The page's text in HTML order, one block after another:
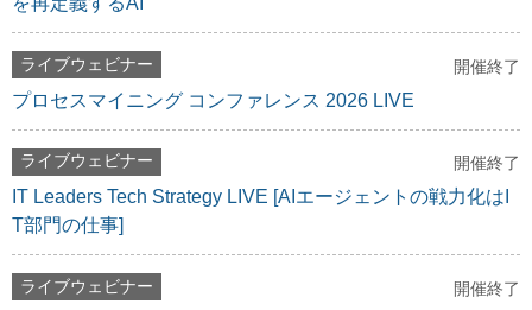
ライブウェビナー 開催終了
プロセスマイニング コンファレンス 2026 LIVE
ライブウェビナー 開催終了
IT Leaders Tech Strategy LIVE [AIエージェントの戦力化はI
T部門の仕事]
ライブウェビナー 開催終了